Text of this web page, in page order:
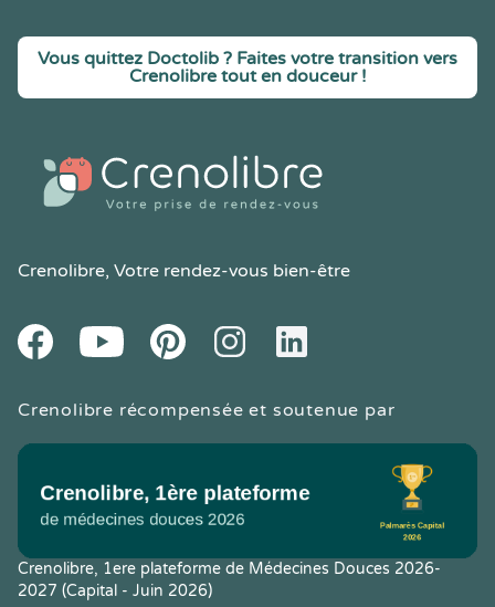
Vous quittez Doctolib ? Faites votre transition vers
Crenolibre tout en douceur !
Crenolibre, Votre rendez-vous bien-être
FacebookYoutube PinteresetInstagramLinkedIn
Crenolibre récompensée et soutenue par
Crenolibre, 1ere plateforme de Médecines Douces 2026-
2027 (Capital - Juin 2026)